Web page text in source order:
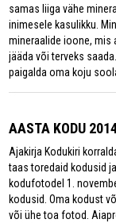
samas liiga vähe
inimesele kasulikku.
mineraalide ioone, mis
jääda või terveks
paigalda oma koju
AASTA KODU
Ajakirja Kodukiri
taas toredaid kodusid
kodufotodel 1.
kodusid. Oma kodust
või ühe toa fotod.